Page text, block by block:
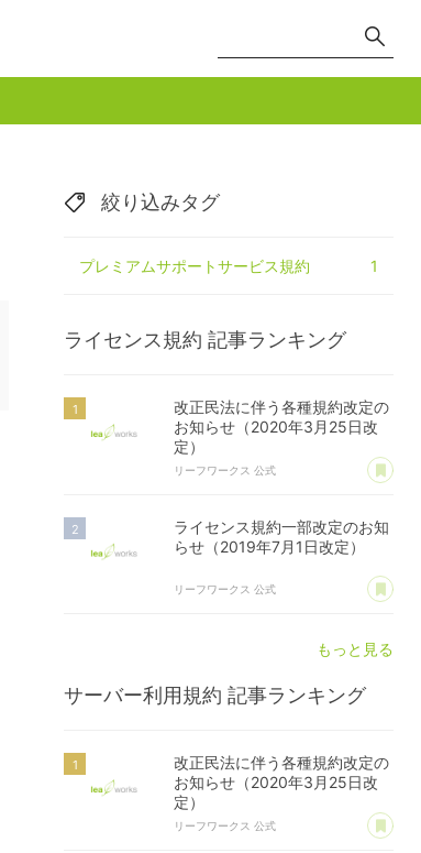
絞り込みタグ
プレミアムサポートサービス規約 1
ライセンス規約 記事ランキング
改正民法に伴う各種規約改定の
お知らせ（2020年3月25日改
定）
リーフワークス 公式 あ
ライセンス規約一部改定のお知
らせ（2019年7月1日改定）
リーフワークス 公式 あ
もっと見る
サーバー利用規約 記事ランキング
改正民法に伴う各種規約改定の
お知らせ（2020年3月25日改
定）
リーフワークス 公式 あ